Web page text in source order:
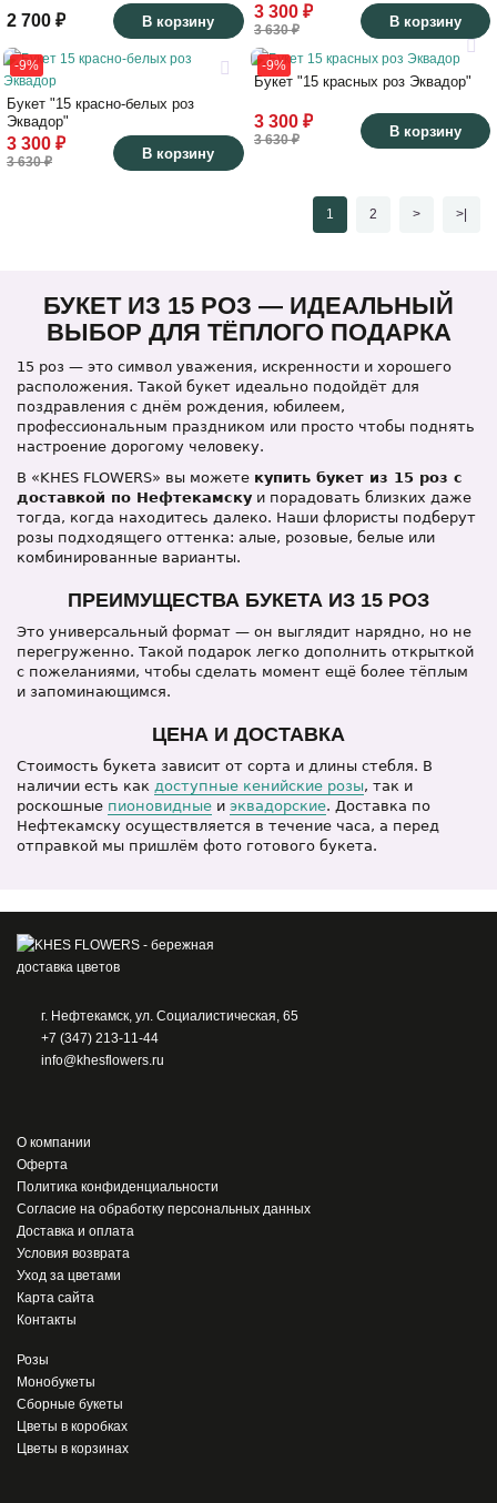
2 700 ₽ В корзину
3 300 ₽
3 630 ₽ В корзину
-9%
Букет "15 красно-белых роз
Эквадор"
3 300 ₽
3 630 ₽ В корзину
-9%
Букет "15 красных роз Эквадор"
3 300 ₽
3 630 ₽ В корзину
1 2 > >|
БУКЕТ ИЗ 15 РОЗ — ИДЕАЛЬНЫЙ
ВЫБОР ДЛЯ ТЁПЛОГО ПОДАРКА
15 роз — это символ уважения, искренности и хорошего
расположения. Такой букет идеально подойдёт для
поздравления с днём рождения, юбилеем,
профессиональным праздником или просто чтобы поднять
настроение дорогому человеку.
В «KHES FLOWERS» вы можете купить букет из 15 роз с
доставкой по Нефтекамску и порадовать близких даже
тогда, когда находитесь далеко. Наши флористы подберут
розы подходящего оттенка: алые, розовые, белые или
комбинированные варианты.
ПРЕИМУЩЕСТВА БУКЕТА ИЗ 15 РОЗ
Это универсальный формат — он выглядит нарядно, но не
перегруженно. Такой подарок легко дополнить открыткой
с пожеланиями, чтобы сделать момент ещё более тёплым
и запоминающимся.
ЦЕНА И ДОСТАВКА
Стоимость букета зависит от сорта и длины стебля. В
наличии есть как доступные кенийские розы, так и
роскошные пионовидные и эквадорские. Доставка по
Нефтекамску осуществляется в течение часа, а перед
отправкой мы пришлём фото готового букета.
г. Нефтекамск, ул. Социалистическая, 65
+7 (347) 213-11-44
info@khesflowers.ru
О компании
Оферта
Политика конфиденциальности
Согласие на обработку персональных данных
Доставка и оплата
Условия возврата
Уход за цветами
Карта сайта
Контакты
Розы
Монобукеты
Сборные букеты
Цветы в коробках
Цветы в корзинах